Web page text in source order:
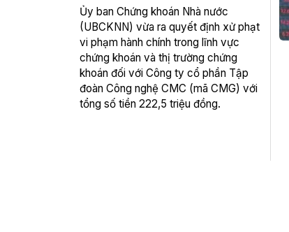
Ủy ban Chứng khoán Nhà nước
(UBCKNN) vừa ra quyết định xử phạt
vi phạm hành chính trong lĩnh vực
chứng khoán và thị trường chứng
khoán đối với Công ty cổ phần Tập
đoàn Công nghệ CMC (mã CMG) với
tổng số tiền 222,5 triệu đồng.